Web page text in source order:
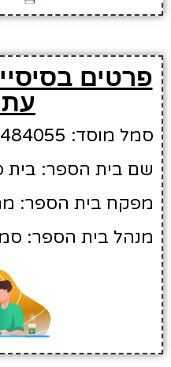
פרטים
סמל מוסד: 10484055
שם בית הספר: בית
מפקח בית הספר:
מנהל בית הספר: